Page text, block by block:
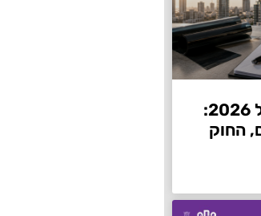
השחרת חלונות בישראל 2026:
החוק